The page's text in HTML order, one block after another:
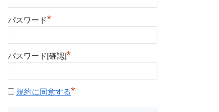
パスワード*
パスワード[確認]*
規約に同意する*